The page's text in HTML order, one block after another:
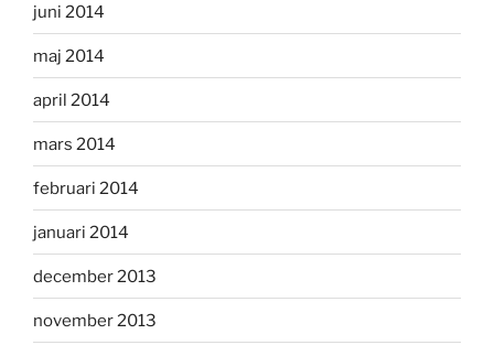
juni 2014
maj 2014
april 2014
mars 2014
februari 2014
januari 2014
december 2013
november 2013